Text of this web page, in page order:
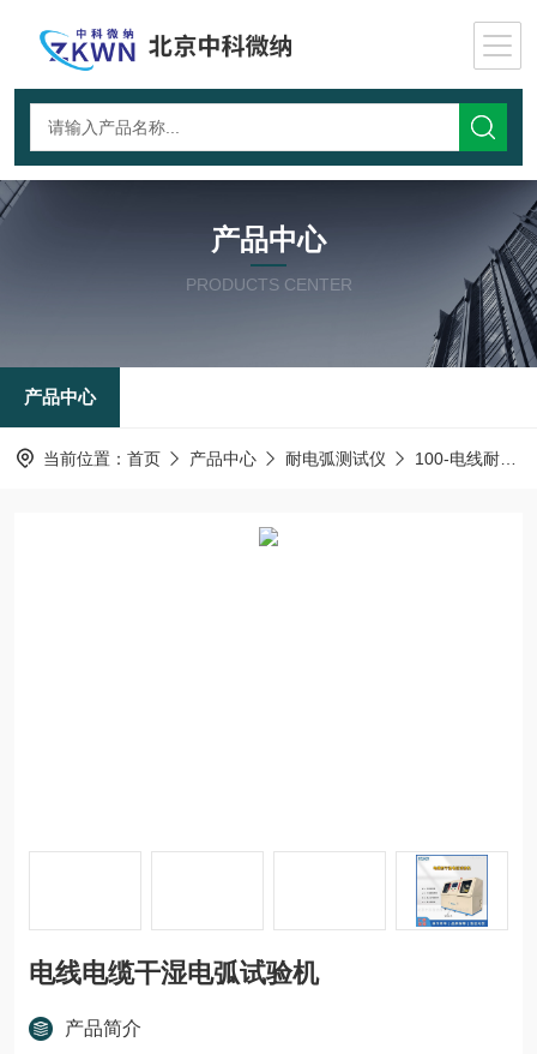
产品中心
PRODUCTS CENTER
产品中心
当前位置： 首页 产品中心 耐电弧测试仪 100-电线耐干湿电弧试验仪
电线电缆干湿电弧试验机
产品简介